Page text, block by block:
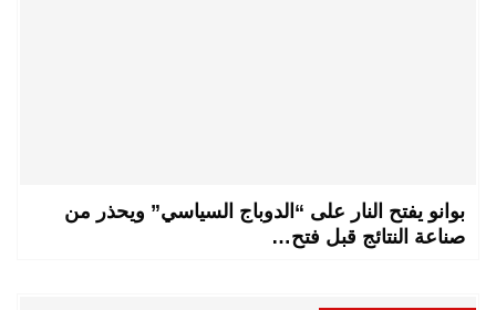
بوانو يفتح النار على “الدوباج السياسي” ويحذر من
صناعة النتائج قبل فتح…